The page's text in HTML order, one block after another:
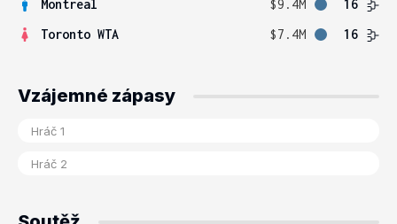
Montreal $9.4M
16
Toronto WTA
$7.4M 16
Vzájemné zápasy